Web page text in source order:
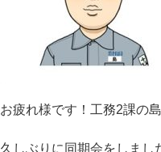
お疲れ様です！工務2課の島
久しぶりに同期会をしまし